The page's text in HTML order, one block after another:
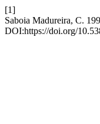
[1]
Saboia Madureira, C.
DOI:https://doi.org/